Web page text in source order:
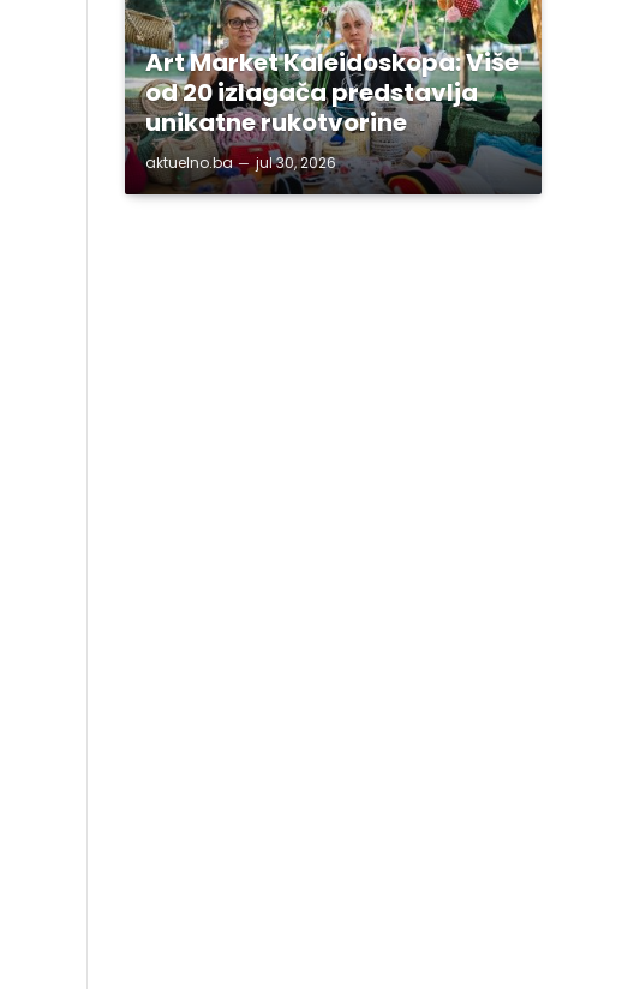
Art Market Kaleidoskopa: Više
od 20 izlagača predstavlja
unikatne rukotvorine
aktuelno.ba jul 30, 2026